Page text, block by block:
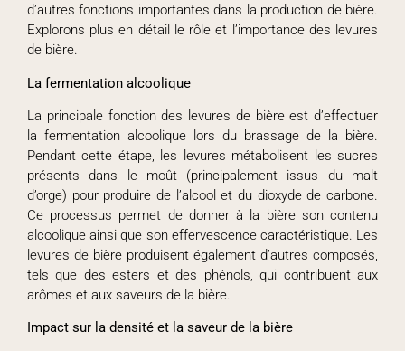
d’autres fonctions importantes dans la production de bière.
Explorons plus en détail le rôle et l’importance des levures
de bière.
La fermentation alcoolique
La principale fonction des levures de bière est d’effectuer
la fermentation alcoolique lors du brassage de la bière.
Pendant cette étape, les levures métabolisent les sucres
présents dans le moût (principalement issus du malt
d’orge) pour produire de l’alcool et du dioxyde de carbone.
Ce processus permet de donner à la bière son contenu
alcoolique ainsi que son effervescence caractéristique. Les
levures de bière produisent également d’autres composés,
tels que des esters et des phénols, qui contribuent aux
arômes et aux saveurs de la bière.
Impact sur la densité et la saveur de la bière